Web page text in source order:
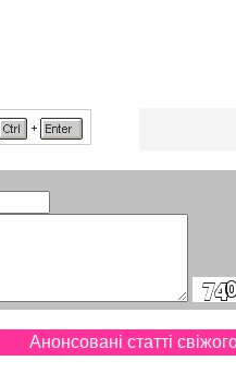
Анонсовані статті